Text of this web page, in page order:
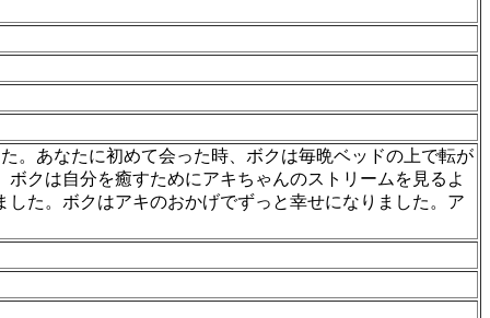
。あなたに初めて会った時、ボクは毎晩ベッドの上で転が
クは自分を癒すためにアキちゃんのストリームを見るよ
た。ボクはアキのおかげでずっと幸せになりました。ア